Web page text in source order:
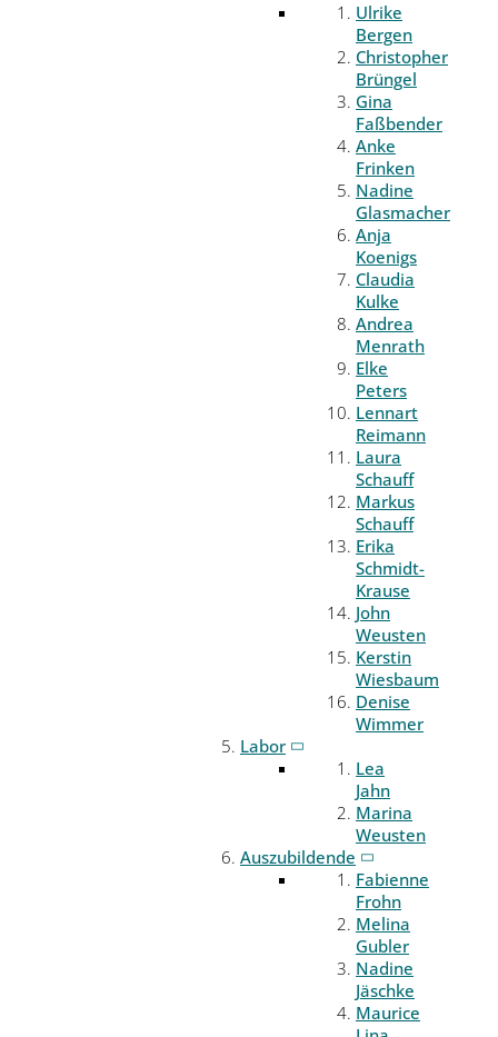
Ulrike
Bergen
Christopher
Brüngel
Gina
Faßbender
Anke
Frinken
Nadine
Glasmacher
Anja
Koenigs
Claudia
Kulke
Andrea
Menrath
Elke
Peters
Lennart
Reimann
Laura
Schauff
Markus
Schauff
Erika
Schmidt-
Krause
John
Weusten
Kerstin
Wiesbaum
Denise
Wimmer
Labor
Lea
Jahn
Marina
Weusten
Auszubildende
Fabienne
Frohn
Melina
Gubler
Nadine
Jäschke
Maurice